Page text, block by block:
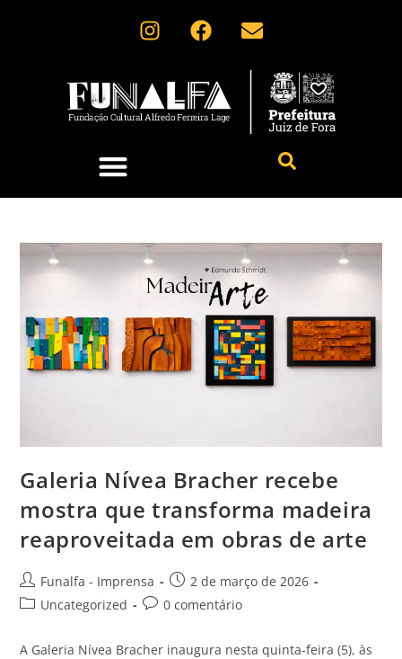
Galeria Nívea Bracher recebe
mostra que transforma madeira
reaproveitada em obras de arte
Funalfa - Imprensa
2 de março de 2026
Uncategorized
0 comentário
A Galeria Nívea Bracher inaugura nesta quinta-feira (5), às